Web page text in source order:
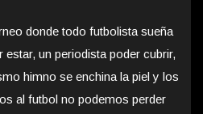
donde todo futbolista sueña
estar, un periodista poder cubrir,
himno se enchina la piel y los
al futbol no podemos perder